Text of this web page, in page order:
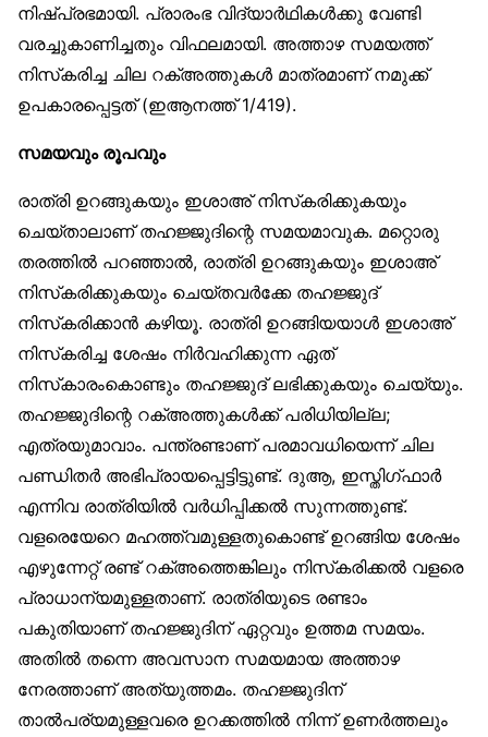
നിഷ്പ്രഭമായി. പ്രാരംഭ വിദ്യാർഥികൾക്കു വേണ്ടി
വരച്ചുകാണിച്ചതും വിഫലമായി. അത്താഴ സമയത്ത്
നിസ്‌കരിച്ച ചില റക്അത്തുകൾ മാത്രമാണ് നമുക്ക്
ഉപകാരപ്പെട്ടത് (ഇആനത്ത് 1/419).
സമയവും രൂപവും
രാത്രി ഉറങ്ങുകയും ഇശാഅ് നിസ്‌കരിക്കുകയും
ചെയ്താലാണ് തഹജ്ജുദിന്റെ സമയമാവുക. മറ്റൊരു
തരത്തിൽ പറഞ്ഞാൽ, രാത്രി ഉറങ്ങുകയും ഇശാഅ്
നിസ്‌കരിക്കുകയും ചെയ്തവർക്കേ തഹജ്ജുദ്
നിസ്‌കരിക്കാൻ കഴിയൂ. രാത്രി ഉറങ്ങിയയാൾ ഇശാഅ്
നിസ്‌കരിച്ച ശേഷം നിർവഹിക്കുന്ന ഏത്
നിസ്‌കാരംകൊണ്ടും തഹജ്ജുദ് ലഭിക്കുകയും ചെയ്യും.
തഹജ്ജുദിന്റെ റക്അത്തുകൾക്ക് പരിധിയില്ല;
എത്രയുമാവാം. പന്ത്രണ്ടാണ് പരമാവധിയെന്ന് ചില
പണ്ഡിതർ അഭിപ്രായപ്പെട്ടിട്ടുണ്ട്. ദുആ, ഇസ്തിഗ്ഫാർ
എന്നിവ രാത്രിയിൽ വർധിപ്പിക്കൽ സുന്നത്തുണ്ട്.
വളരെയേറെ മഹത്ത്വമുള്ളതുകൊണ്ട് ഉറങ്ങിയ ശേഷം
എഴുന്നേറ്റ് രണ്ട് റക്അത്തെങ്കിലും നിസ്‌കരിക്കൽ വളരെ
പ്രാധാന്യമുള്ളതാണ്. രാത്രിയുടെ രണ്ടാം
പകുതിയാണ് തഹജ്ജുദിന് ഏറ്റവും ഉത്തമ സമയം.
അതിൽ തന്നെ അവസാന സമയമായ അത്താഴ
നേരത്താണ് അത്യുത്തമം. തഹജ്ജുദിന്
താൽപര്യമുള്ളവരെ ഉറക്കത്തിൽ നിന്ന് ഉണർത്തലും